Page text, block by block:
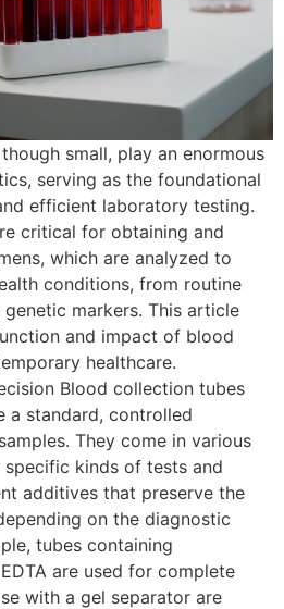
small, play an enormous
serving as the foundational
efficient laboratory testing.
critical for obtaining and
which are analyzed to
conditions, from routine
markers. This article
and impact of blood
healthcare.
Blood collection tubes
a standard, controlled
They come in various
kinds of tests and
additives that preserve the
on the diagnostic
tubes containing
are used for complete
with a gel separator are